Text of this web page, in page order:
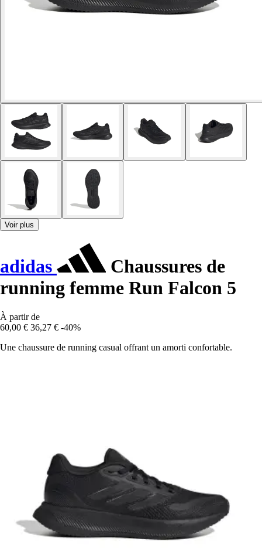
Voir plus
adidas
Chaussures de
running femme Run Falcon 5
À partir de
60,00 € 36,27 € -40%
Une chaussure de running casual offrant un amorti confortable.